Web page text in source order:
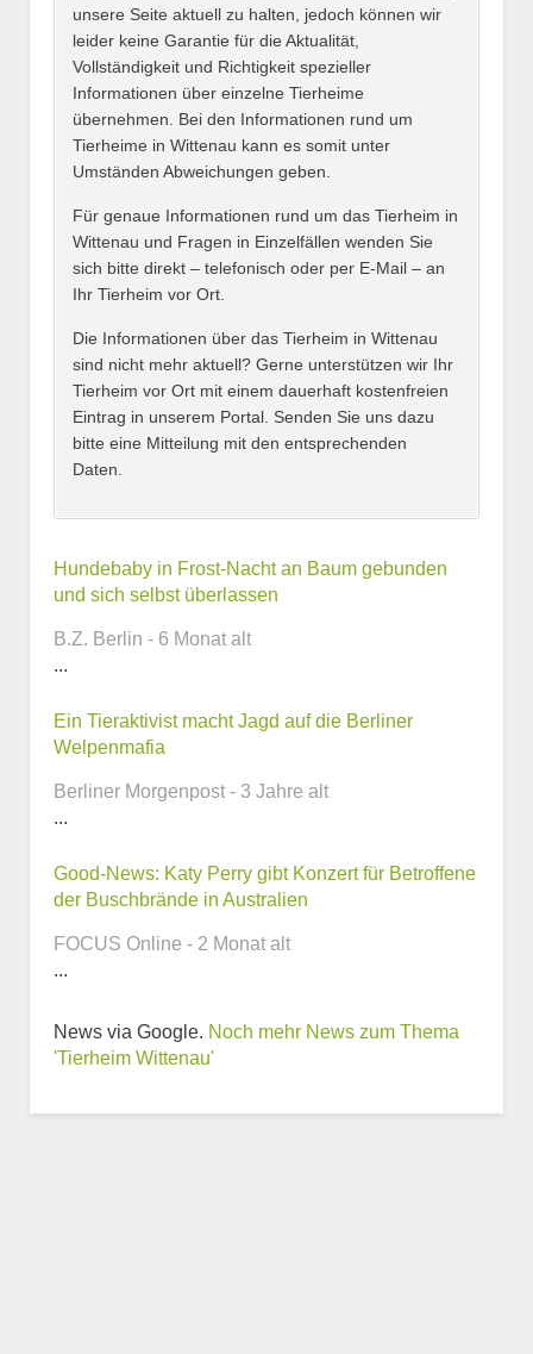
E-Mail*
Name des Tierheims*
Kontaktmöglichkeiten
E-Mail-Adresse
Telefonnummer
zum Tierheim
Trägerverein
unsere Seite aktuell zu halten, jedoch können wir
leider keine Garantie für die Aktualität,
Vollständigkeit und Richtigkeit spezieller
Informationen über einzelne Tierheime
übernehmen. Bei den Informationen rund um
Tierheime in Wittenau kann es somit unter
Umständen Abweichungen geben.
Für genaue Informationen rund um das Tierheim in
Wittenau und Fragen in Einzelfällen wenden Sie
sich bitte direkt – telefonisch oder per E-Mail – an
Ihr Tierheim vor Ort.
Die Informationen über das Tierheim in Wittenau
sind nicht mehr aktuell? Gerne unterstützen wir Ihr
Tierheim vor Ort mit einem dauerhaft kostenfreien
Eintrag in unserem Portal. Senden Sie uns dazu
bitte eine Mitteilung mit den entsprechenden
Daten.
Hundebaby in Frost-Nacht an Baum gebunden
und sich selbst überlassen
B.Z. Berlin - 6 Monat alt
...
Ein Tieraktivist macht Jagd auf die Berliner
Welpenmafia
Berliner Morgenpost - 3 Jahre alt
...
Good-News: Katy Perry gibt Konzert für Betroffene
der Buschbrände in Australien
FOCUS Online - 2 Monat alt
...
News via Google. Noch mehr News zum Thema
'Tierheim Wittenau'